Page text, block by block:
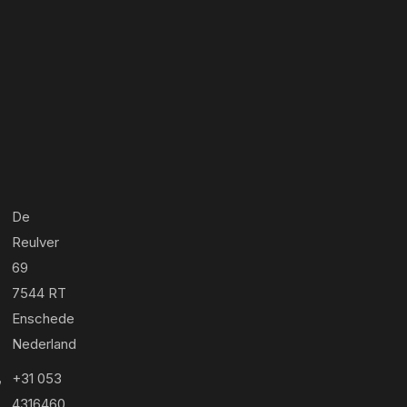
De
Reulver
69
7544 RT
Enschede
Nederland
+31 053
4316460